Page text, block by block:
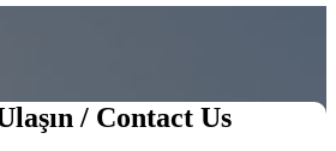
/ Contact Us